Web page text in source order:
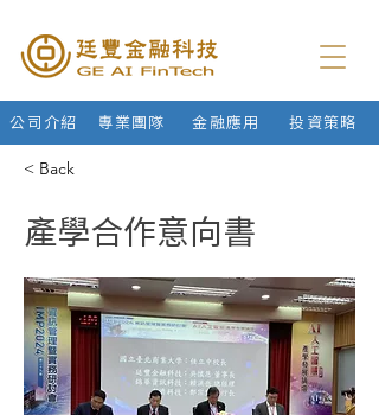
投資策略
金融應用
專業團隊
公司介紹
< Back
產學合作意向書